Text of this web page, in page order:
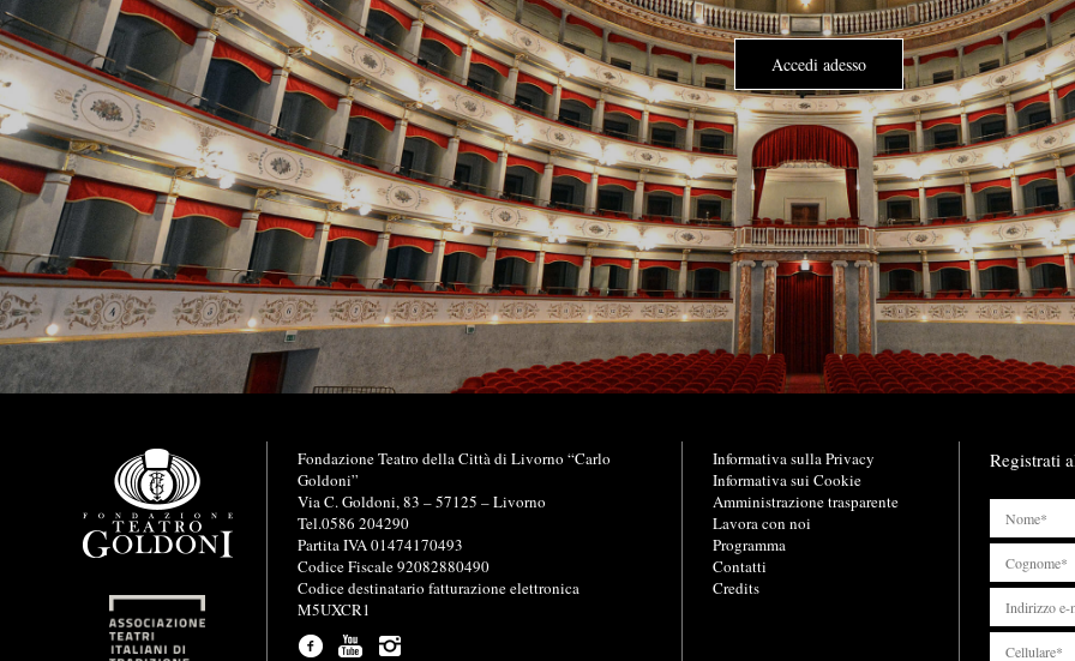
Accedi adesso
I
n
f
o
r
m
a
z
o
Fondazione Teatro della Città di Livorno “Carlo
Goldoni”
Via C. Goldoni, 83 – 57125 – Livorno
Tel.0586 204290
Partita IVA 01474170493
Codice Fiscale 92082880490
Codice destinatario fatturazione elettronica
M5UXCR1
L
i
n
k
u
t
i
Informativa sulla Privacy
Informativa sui Cookie
Amministrazione trasparente
Lavora con noi
Programma
Contatti
Credits
Registrati